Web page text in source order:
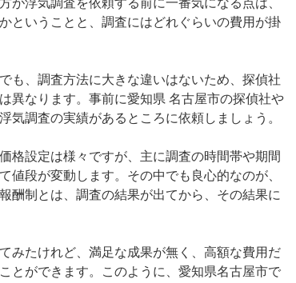
が浮気調査を依頼する前に一番気になる点は、
ということと、調査にはどれぐらいの費用が掛
も、調査方法に大きな違いはないため、探偵社
異なります。事前に愛知県 名古屋市の探偵社や
気調査の実績があるところに依頼しましょう。
格設定は様々ですが、主に調査の時間帯や期間
値段が変動します。その中でも良心的なのが、
酬制とは、調査の結果が出てから、その結果に
みたけれど、満足な成果が無く、高額な費用だ
とができます。このように、愛知県名古屋市で